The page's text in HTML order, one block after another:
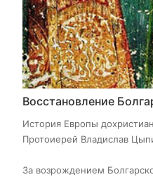
Восстановление
История Европы
Протоиерей Владислав
За возрождением